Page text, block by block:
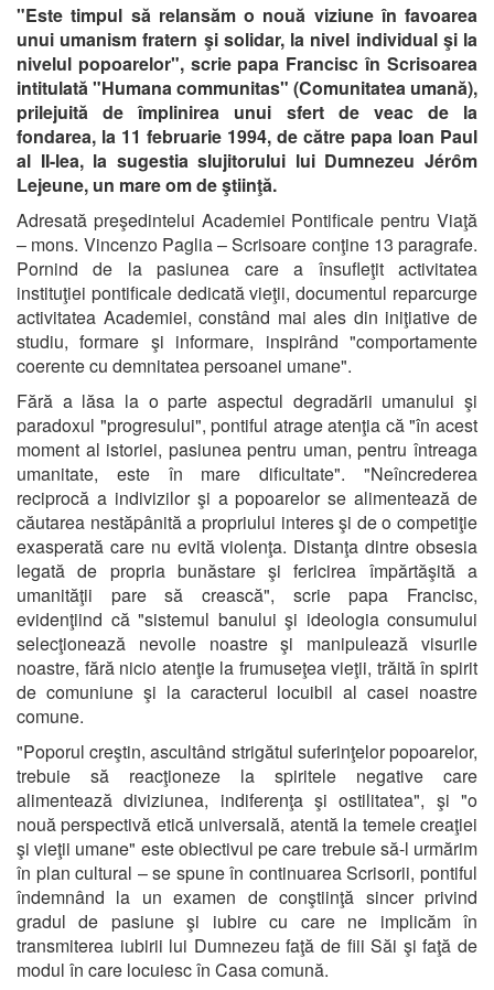
"Este timpul să relansăm o nouă viziune în favoarea
unui umanism fratern şi solidar, la nivel individual şi la
nivelul popoarelor", scrie papa Francisc în Scrisoarea
intitulată "Humana communitas" (Comunitatea umană),
prilejuită de împlinirea unui sfert de veac de la
fondarea, la 11 februarie 1994, de către papa Ioan Paul
al II-lea, la sugestia slujitorului lui Dumnezeu Jérȏm
Lejeune, un mare om de ştiinţă.
Adresată preşedintelui Academiei Pontificale pentru Viaţă
– mons. Vincenzo Paglia – Scrisoare conţine 13 paragrafe.
Pornind de la pasiunea care a însufleţit activitatea
instituţiei pontificale dedicată vieţii, documentul reparcurge
activitatea Academiei, constând mai ales din iniţiative de
studiu, formare şi informare, inspirând "comportamente
coerente cu demnitatea persoanei umane".
Fără a lăsa la o parte aspectul degradării umanului şi
paradoxul "progresului", pontiful atrage atenţia că "în acest
moment al istoriei, pasiunea pentru uman, pentru întreaga
umanitate, este în mare dificultate". "Neîncrederea
reciprocă a indivizilor şi a popoarelor se alimentează de
căutarea nestăpânită a propriului interes şi de o competiţie
exasperată care nu evită violenţa. Distanţa dintre obsesia
legată de propria bunăstare şi fericirea împărtăşită a
umanităţii pare să crească", scrie papa Francisc,
evidenţiind că "sistemul banului şi ideologia consumului
selecţionează nevoile noastre şi manipulează visurile
noastre, fără nicio atenţie la frumuseţea vieţii, trăită în spirit
de comuniune şi la caracterul locuibil al casei noastre
comune.
"Poporul creştin, ascultând strigătul suferinţelor popoarelor,
trebuie să reacţioneze la spiritele negative care
alimentează diviziunea, indiferenţa şi ostilitatea", şi "o
nouă perspectivă etică universală, atentă la temele creaţiei
şi vieţii umane" este obiectivul pe care trebuie să-l urmărim
în plan cultural – se spune în continuarea Scrisorii, pontiful
îndemnând la un examen de conştiinţă sincer privind
gradul de pasiune şi iubire cu care ne implicăm în
transmiterea iubirii lui Dumnezeu faţă de fiii Săi şi faţă de
modul în care locuiesc în Casa comună.